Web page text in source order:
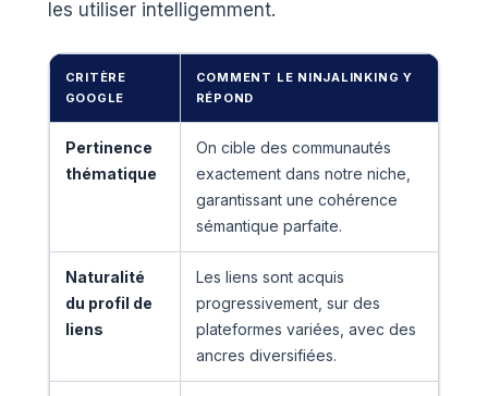
les utiliser intelligemment.
CRITÈRE
GOOGLE
COMMENT LE NINJALINKING Y
RÉPOND
Pertinence
thématique
On cible des communautés
exactement dans notre niche,
garantissant une cohérence
sémantique parfaite.
Naturalité
du profil de
liens
Les liens sont acquis
progressivement, sur des
plateformes variées, avec des
ancres diversifiées.